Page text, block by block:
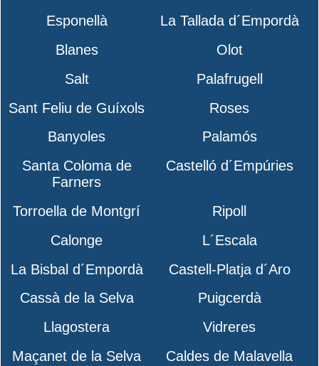
Esponellà
La Tallada d´Empordà
Blanes
Olot
Salt
Palafrugell
Sant Feliu de Guíxols
Roses
Banyoles
Palamós
Santa Coloma de
Farners
Castelló d´Empúries
Torroella de Montgrí
Ripoll
Calonge
L´Escala
La Bisbal d´Empordà
Castell-Platja d´Aro
Cassà de la Selva
Puigcerdà
Llagostera
Vidreres
Maçanet de la Selva
Caldes de Malavella